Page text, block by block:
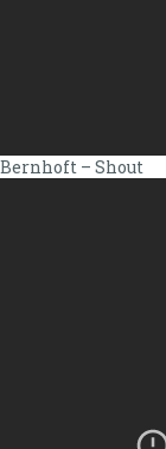
Bernhoft – Shout